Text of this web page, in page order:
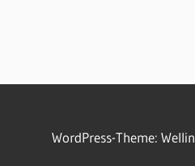
WordPress-Theme: